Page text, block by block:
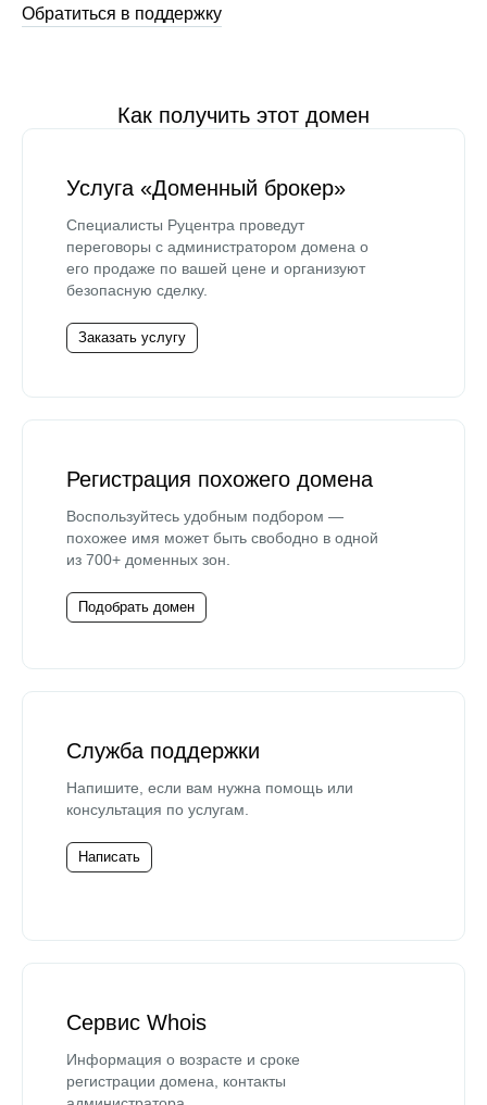
Обратиться в поддержку
Как получить этот домен
Услуга «Доменный брокер»
Специалисты Руцентра проведут
переговоры с администратором домена о
его продаже по вашей цене и организуют
безопасную сделку.
Заказать услугу
Регистрация похожего домена
Воспользуйтесь удобным подбором —
похожее имя может быть свободно в одной
из 700+ доменных зон.
Подобрать домен
Служба поддержки
Напишите, если вам нужна помощь или
консультация по услугам.
Написать
Сервис Whois
Информация о возрасте и сроке
регистрации домена, контакты